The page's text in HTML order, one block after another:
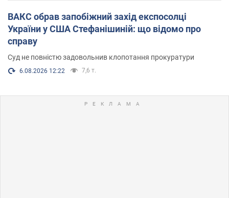
ВАКС обрав запобіжний захід експосолці
України у США Стефанішиній: що відомо про
справу
Суд не повністю задовольнив клопотання прокуратури
6.08.2026 12:22 7,6 т.